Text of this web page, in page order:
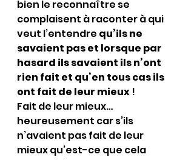
bien le reconnaître se
complaisent à raconter à qui
veut l’entendre qu’ils ne
savaient pas et lorsque par
hasard ils savaient ils n’ont
rien fait et qu’en tous cas ils
ont fait de leur mieux !
Fait de leur mieux…
heureusement car s’ils
n’avaient pas fait de leur
mieux qu’est-ce que cela